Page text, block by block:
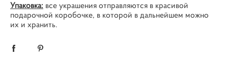
Упаковка: все украшения отправляются в красивой
подарочной коробочке, в которой в дальнейшем можно
их и хранить.